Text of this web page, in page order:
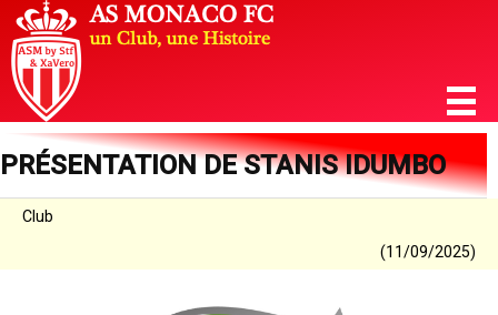
PRÉSENTATION DE STANIS IDUMBO
Club
(11/09/2025)